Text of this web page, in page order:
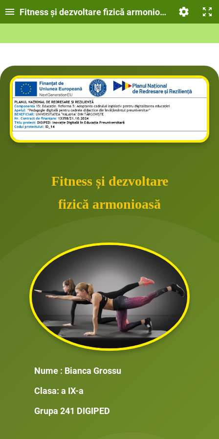
Fitness și dezvoltare fizică armonioasă
Fitness și dezvoltare
fizică armonioasă
Nume : Bianca Grossu
Clasa: a IX-a
Grupa 241 DIGIPED